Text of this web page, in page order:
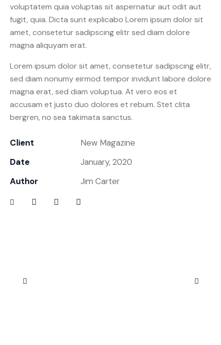
voluptatem quia voluptas sit aspernatur aut odit aut
fugit, quia. Dicta sunt explicabo Lorem ipsum dolor sit
amet, consetetur sadipscing elitr sed diam dolore
magna aliquyam erat.
Lorem ipsum dolor sit amet, consetetur sadipscing elitr,
sed diam nonumy eirmod tempor invidunt labore dolore
magna erat, sed diam voluptua. At vero eos et
accusam et justo duo dolores et rebum. Stet clita
bergren, no sea takimata sanctus.
Client
New Magazine
Date
January, 2020
Author
Jim Carter